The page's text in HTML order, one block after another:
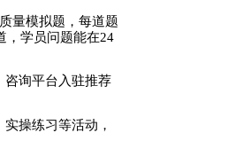
量模拟题，每道题
，学员问题能在24
咨询平台入驻推荐
操练习等活动，